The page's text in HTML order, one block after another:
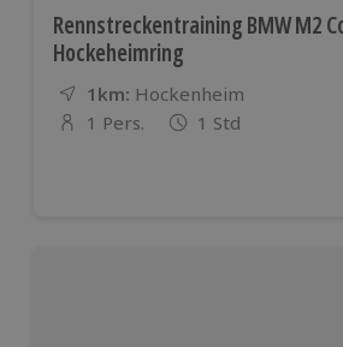
Rennstreckentraining BMW M2
Hockeheimring
1km: Entfernung
Standort
Hockenheim
Anzahl der Teilnehmer
1 Pers. 1 Std